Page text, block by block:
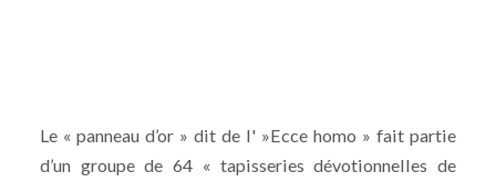
Le « panneau d’or » dit de l' »Ecce homo » fait partie
d’un groupe de 64 « tapisseries dévotionnelles de